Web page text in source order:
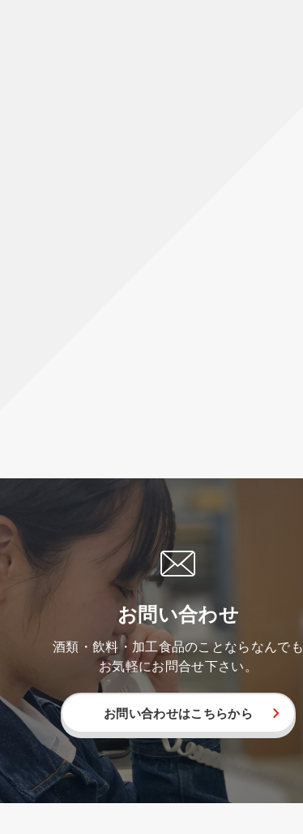
お問い合わせ
酒類・飲料・加工食品のことならなんでも
お気軽にお問合せ下さい。
お問い合わせはこちらから